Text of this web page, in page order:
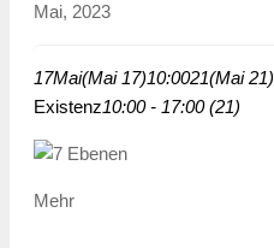
Mai, 2023
17Mai(Mai 17)10:0021(Mai 21)
Existenz10:00 - 17:00 (21)
Mehr